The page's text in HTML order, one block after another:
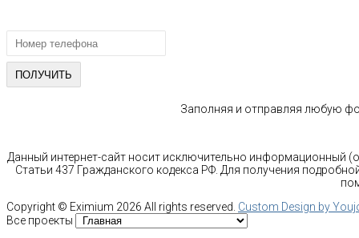
Заполняя и отправляя любую
Данный интернет-сайт носит исключительно информационный
Статьи 437 Гражданского кодекса РФ. Для получения
Copyright © Eximium 2026 All rights reserved. Custom Design by
Все проекты